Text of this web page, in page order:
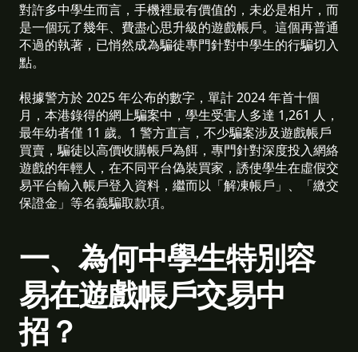
對許多中學生而言，手機裡最有價值的，未必是相片，而
是一個玩了幾年、費盡心思升級的遊戲帳戶。這個再普通
不過的執著，已悄然成為騙徒專門針對中學生的行騙切入
點。
根據警方於 2025 年公布的數字，單計 2024 年首十個
月，本港錄得的網上騙案中，學生受害人多達 1,261 人，
最年幼者僅 11 歲。1 警方直言，不少騙案涉及遊戲帳戶
買賣，騙徒以高價收購帳戶為餌，專門針對深度投入網絡
遊戲的年輕人，在不同平台偽裝買家，誘使學生在虛假交
易平台輸入帳戶登入資料，繼而以「解凍帳戶」、「繳交
保證金」等名義騙取款項。
一、為何中學生特別容
易在遊戲帳戶交易中
招？